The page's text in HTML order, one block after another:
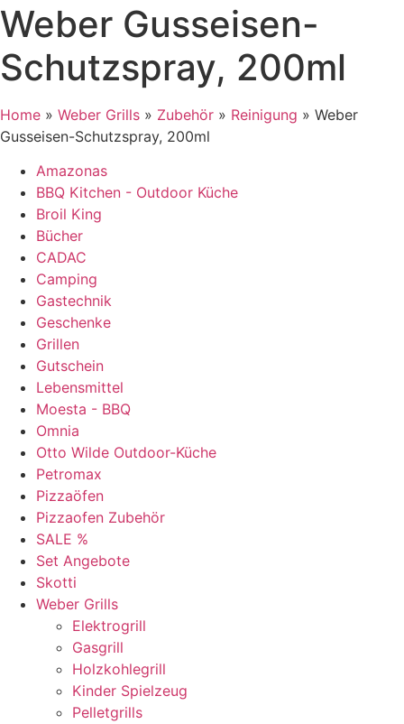
Weber Gusseisen-
Schutzspray, 200ml
Home » Weber Grills » Zubehör » Reinigung » Weber
Gusseisen-Schutzspray, 200ml
Amazonas
BBQ Kitchen - Outdoor Küche
Broil King
Bücher
CADAC
Camping
Gastechnik
Geschenke
Grillen
Gutschein
Lebensmittel
Moesta - BBQ
Omnia
Otto Wilde Outdoor-Küche
Petromax
Pizzaöfen
Pizzaofen Zubehör
SALE %
Set Angebote
Skotti
Weber Grills
Elektrogrill
Gasgrill
Holzkohlegrill
Kinder Spielzeug
Pelletgrills